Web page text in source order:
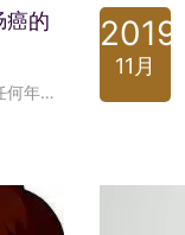
癌的
痔疮是一种位于肛门部位的常见疾病，任何年龄都可发病，但随着年龄增长，发病率逐渐增高。在我国，痔疮是最常见的肛肠疾病，素有“十男九痔”、“十女十痔”的说法。痔疮虽然会给患者带去痛苦，但一般不会对身体造成严重的损害，然而痔疮和直肠癌都有便血、排便困难等症状。这使得痔疮的存在在一定程度上掩盖了直肠癌的存在，耽搁了直肠癌的早期治疗。那么，如何区分痔疮和直肠癌呢？李防御带你一探究竟！
2019
11月